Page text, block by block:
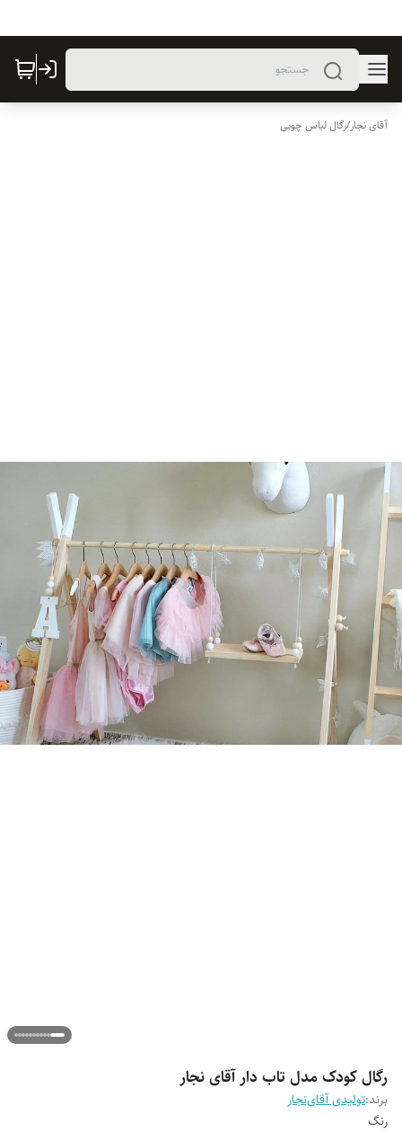
آقای نجار/رگال لباس چوبی
رگال کودک مدل تاب دار آقای نجار
برند:تولیدی آقای‌نجار
رنگ